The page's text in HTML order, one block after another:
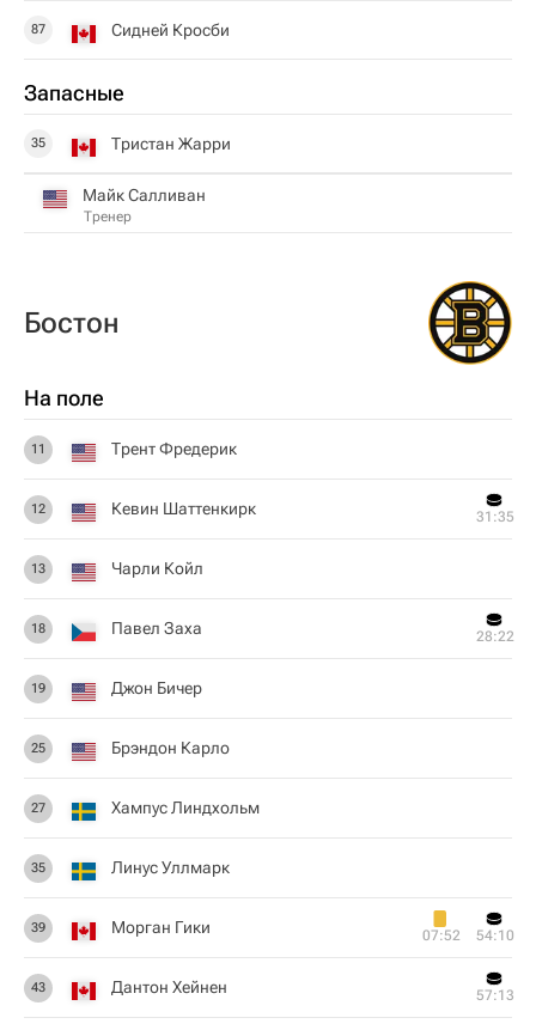
87 Сидней Кросби
Запасные
35 Тристан Жарри
Майк Салливан
Тренер
Бостон
На поле
11 Трент Фредерик
12 Кевин Шаттенкирк 31:35
13 Чарли Койл
18 Павел Заха 28:22
19 Джон Бичер
25 Брэндон Карло
27 Хампус Линдхольм
35 Линус Уллмарк
39 Морган Гики 07:52 54:10
43 Дантон Хейнен 57:13